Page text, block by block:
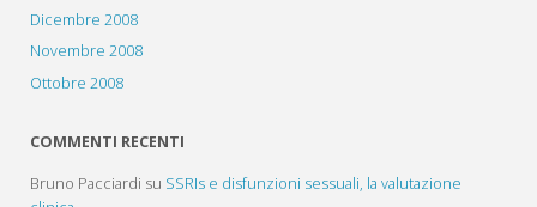
Dicembre 2008
Novembre 2008
Ottobre 2008
COMMENTI RECENTI
Bruno Pacciardi su SSRIs e disfunzioni sessuali, la valutazione